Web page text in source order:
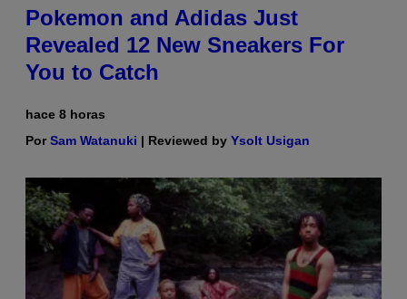
Pokemon and Adidas Just
Revealed 12 New Sneakers For
You to Catch
hace 8 horas
PorSam Watanuki | Reviewed by Ysolt Usigan